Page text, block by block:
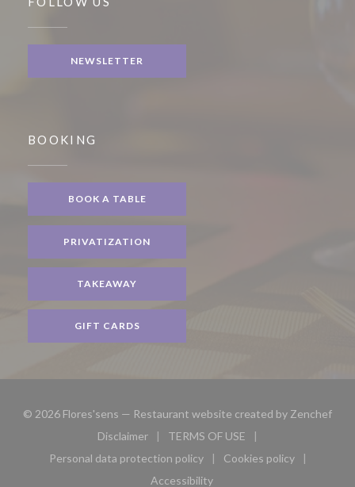
NEWSLETTER
BOOKING
BOOK A TABLE
PRIVATIZATION
TAKEAWAY
GIFT CARDS
© 2026 Flores'sens — Restaurant website created by Zenchef
Disclaimer
((opens in a new window))
TERMS OF USE
((opens in a new window))
Personal data protection policy
((opens in a new window))
Cookies policy
((opens in a new
Accessibility